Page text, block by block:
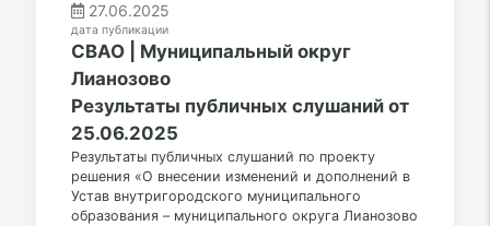
27.06.2025
дата публикации
СВАО | Муниципальный округ
Лианозово
Результаты публичных слушаний от
25.06.2025
Результаты публичных слушаний по проекту
решения «О внесении изменений и дополнений в
Устав внутригородского муниципального
образования – муниципального округа Лианозово